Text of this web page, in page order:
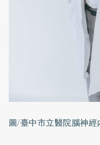
圖/臺中市立醫院腦神